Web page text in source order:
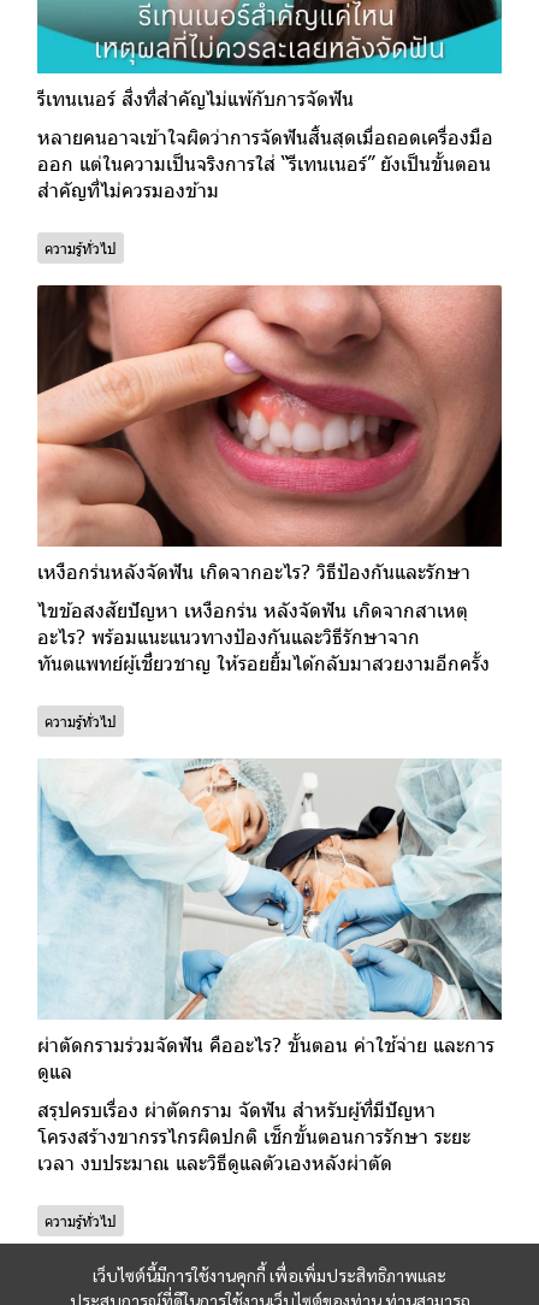
รีเทนเนอร์ สิ่งที่สำคัญไม่แพ้กับการจัดฟัน
หลายคนอาจเข้าใจผิดว่าการจัดฟันสิ้นสุดเมื่อถอดเครื่องมือ
ออก แต่ในความเป็นจริงการใส่ “รีเทนเนอร์” ยังเป็นขั้นตอน
สำคัญที่ไม่ควรมองข้าม
ความรู้ทั่วไป
เหงือกร่นหลังจัดฟัน เกิดจากอะไร? วิธีป้องกันและรักษา
ไขข้อสงสัยปัญหา เหงือกร่น หลังจัดฟัน เกิดจากสาเหตุ
อะไร? พร้อมแนะแนวทางป้องกันและวิธีรักษาจาก
ทันตแพทย์ผู้เชี่ยวชาญ ให้รอยยิ้มได้กลับมาสวยงามอีกครั้ง
ความรู้ทั่วไป
ผ่าตัดกรามร่วมจัดฟัน คืออะไร? ขั้นตอน ค่าใช้จ่าย และการ
ดูแล
สรุปครบเรื่อง ผ่าตัดกราม จัดฟัน สำหรับผู้ที่มีปัญหา
โครงสร้างขากรรไกรผิดปกติ เช็กขั้นตอนการรักษา ระยะ
เวลา งบประมาณ และวิธีดูแลตัวเองหลังผ่าตัด
ความรู้ทั่วไป
เว็บไซต์นี้มีการใช้งานคุกกี้ เพื่อเพิ่มประสิทธิภาพและ
ประสบการณ์ที่ดีในการใช้งานเว็บไซต์ของท่าน ท่านสามารถ